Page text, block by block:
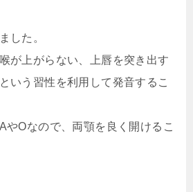
した。
が上がらない、上唇を突き出す
いう習性を利用して発音するこ
やOなので、両顎を良く開けるこ